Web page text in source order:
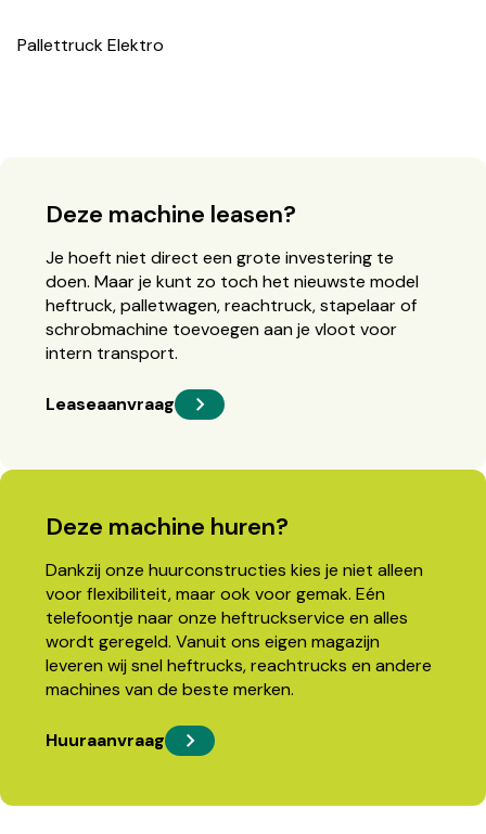
Pallettruck Elektro
Deze machine leasen?
Je hoeft niet direct een grote investering te
doen. Maar je kunt zo toch het nieuwste model
heftruck, palletwagen, reachtruck, stapelaar of
schrobmachine toevoegen aan je vloot voor
intern transport.
Leaseaanvraag
Deze machine huren?
Dankzij onze huurconstructies kies je niet alleen
voor flexibiliteit, maar ook voor gemak. Eén
telefoontje naar onze heftruckservice en alles
wordt geregeld. Vanuit ons eigen magazijn
leveren wij snel heftrucks, reachtrucks en andere
machines van de beste merken.
Huuraanvraag